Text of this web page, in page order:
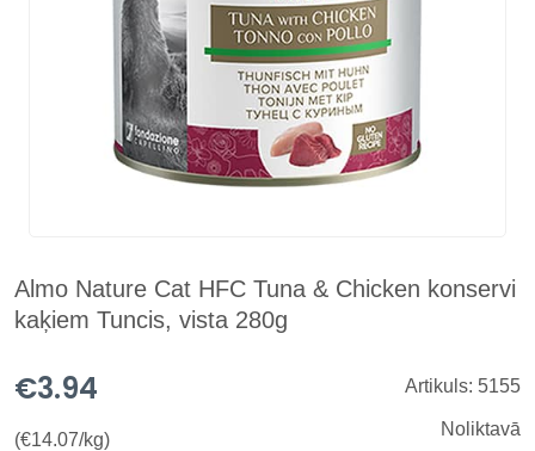
Almo Nature Cat HFC Tuna & Chicken konservi
kaķiem Tuncis, vista 280g
€3.94
(€14.07/kg)
Artikuls: 5155
Noliktavā